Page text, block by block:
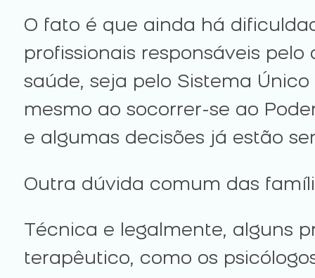
O fato é que ainda há
profissionais responsáveis
saúde, seja pelo Sistema
mesmo ao socorrer-se ao
e algumas decisões já estão
Outra dúvida comum das
Técnica e legalmente, alguns
terapêutico, como os